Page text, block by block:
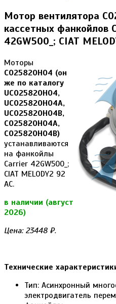
Мотор вентилятора
кассетных фанкойлов
42GW500_; CIAT
Моторы
C025820H04 (он
же по каталогу
UC025820H04,
UC025820H04A,
UC025820H04B,
C025820H04A,
C025820H04B)
устанавливаются
на фанкойлы
Carrier 42GW500_;
CIAT MELODY2 92
AC.
в наличии (август
2026)
Цена: 23448 ₽.
Технические
Тип: Асинхронный
электродвигатель